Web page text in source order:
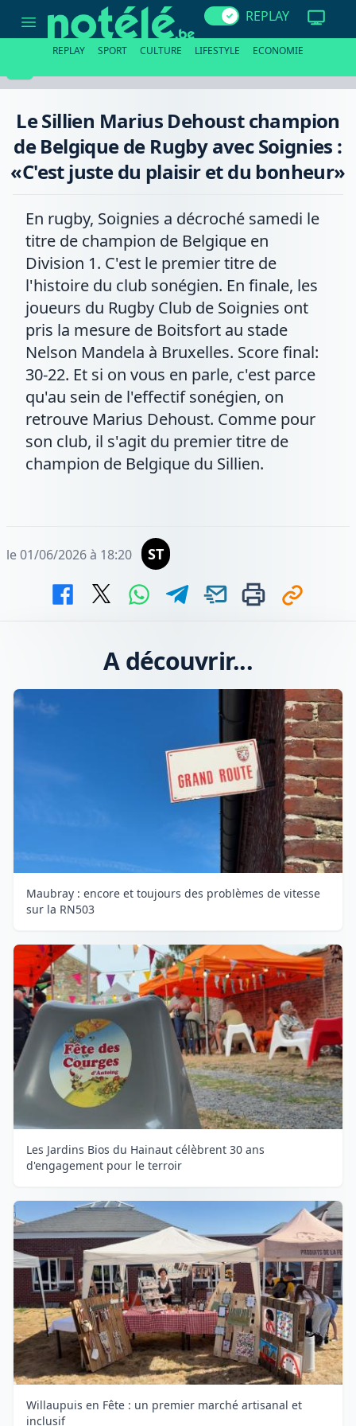
Sillien
Marius
Belgique
juste
bonheur»
REPLAY
REPLAY SPORT CULTURE LIFESTYLE ECONOMIE
Le Sillien Marius Dehoust champion
de Belgique de Rugby avec Soignies :
«C'est juste du plaisir et du bonheur»
En rugby, Soignies a décroché samedi le
titre de champion de Belgique en
Division 1. C'est le premier titre de
l'histoire du club sonégien. En finale, les
joueurs du Rugby Club de Soignies ont
pris la mesure de Boitsfort au stade
Nelson Mandela à Bruxelles. Score final:
30-22. Et si on vous en parle, c'est parce
qu'au sein de l'effectif sonégien, on
retrouve Marius Dehoust. Comme pour
son club, il s'agit du premier titre de
champion de Belgique du Sillien.
le 01/06/2026 à 18:20 ST
A découvrir...
Maubray : encore et toujours des problèmes de vitesse
sur la RN503
Les Jardins Bios du Hainaut célèbrent 30 ans
d'engagement pour le terroir
Willaupuis en Fête : un premier marché artisanal et
inclusif